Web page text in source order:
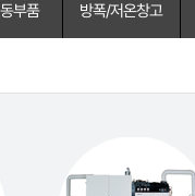
부품 방폭/저온창고